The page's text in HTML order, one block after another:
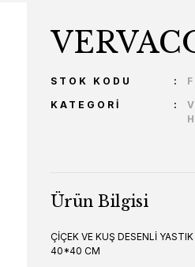
STOK KODU
KATEGORI
Ürün Bilgisi
ÇİÇEK VE KUŞ DESENLİ YASTIK
40*40 CM